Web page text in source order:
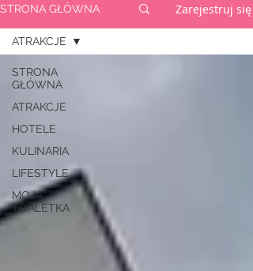
STRONA GŁÓWNA Zarejestruj się
STRONA
GŁÓWNA
ATRAKCJE
HOTELE
KULINARIA
LIFESTYLE
MOJA
TOALETKA
ATRAKCJE